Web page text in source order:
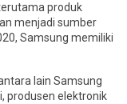
produk
menjadi sumber
Samsung memiliki
lain Samsung
produsen elektronik